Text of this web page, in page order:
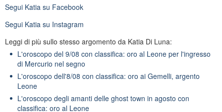
Segui Katia su Facebook
Segui Katia su Instagram
Leggi di più sullo stesso argomento da Katia Di Luna:
L'oroscopo del 9/08 con classifica: oro al Leone per l'ingresso
di Mercurio nel segno
L'oroscopo dell'8/08 con classifica: oro ai Gemelli, argento
Leone
L'oroscopo degli amanti delle ghost town in agosto con
classifica: oro al Leone